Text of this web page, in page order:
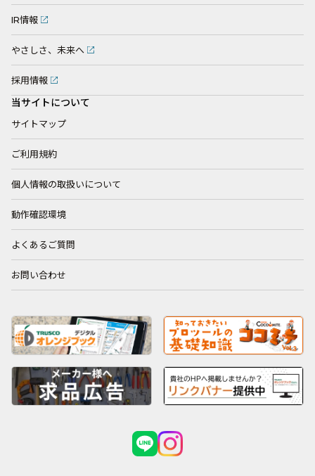
IR情報
やさしさ、未来へ
採用情報
当サイトについて
サイトマップ
ご利用規約
個人情報の取扱いについて
動作確認環境
よくあるご質問
お問い合わせ